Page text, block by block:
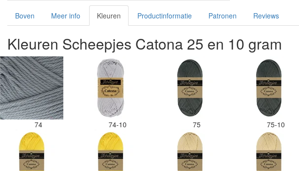
Boven Meer info Kleuren Productinformatie Patronen Reviews
Kleuren Scheepjes Catona 25 en 10 gram
74 74-10 75 75-10